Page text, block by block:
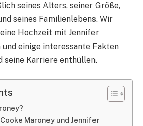
seines Alters, seiner Größe,
seines Familienlebens. Wir
Hochzeit mit Jennifer
und einige interessante Fakten
seine Karriere enthüllen.
Maroney und Jennifer